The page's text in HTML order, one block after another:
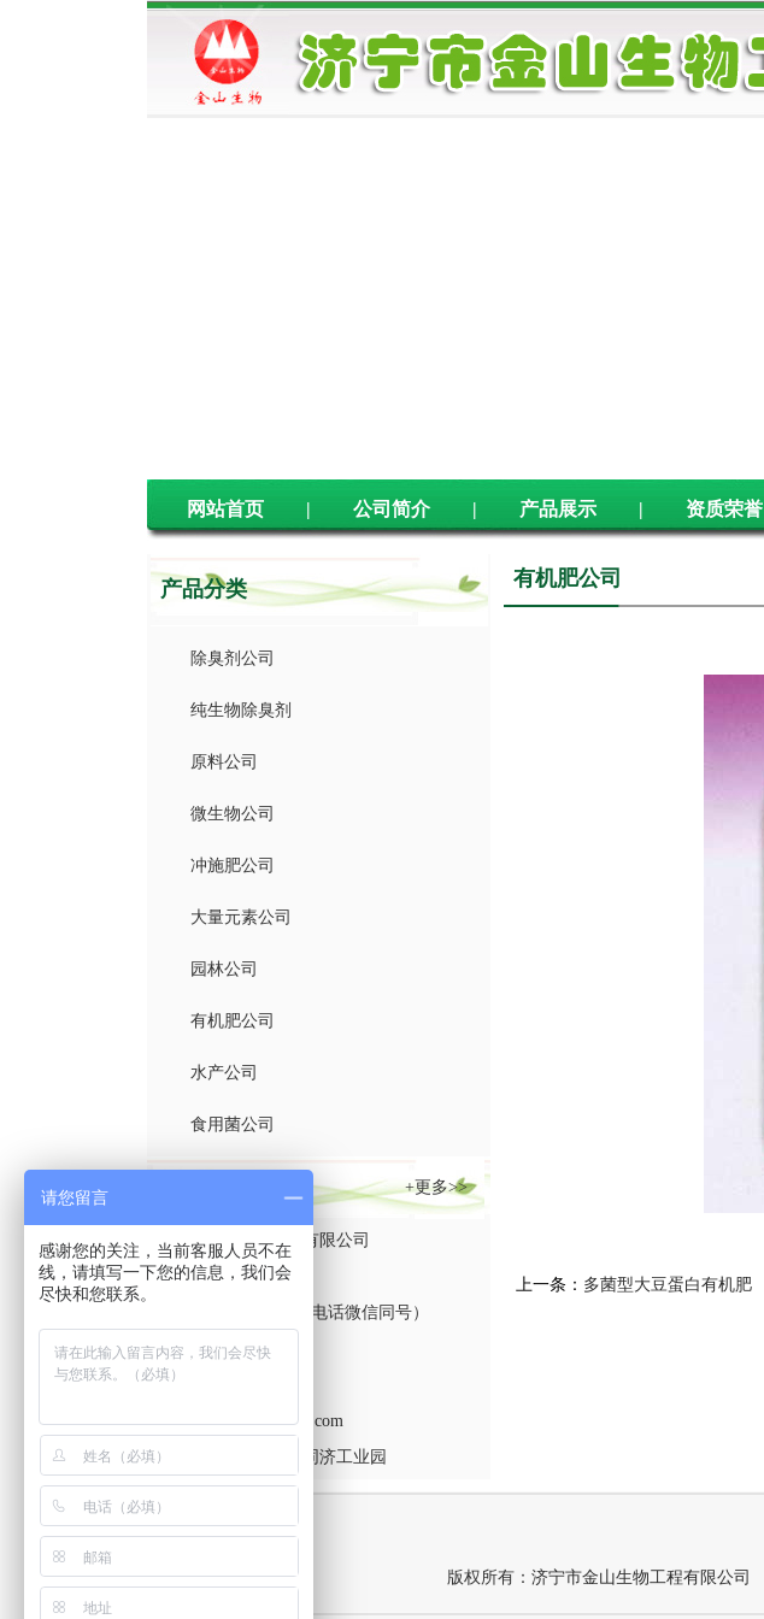
网站首页 | 公司简介 | 产品展示 | 资质荣誉
产品分类
除臭剂公司
纯生物除臭剂
原料公司
微生物公司
冲施肥公司
大量元素公司
园林公司
有机肥公司
水产公司
食用菌公司
+更多>>
济宁市金山生物工程有限公司
联系人：韩经理
手机：13305473797（电话微信同号）
13562715306
Q Q：862049425
邮箱：862049425@qq.com
地址：济宁市高新区同济工业园
有机肥公司
上一条： 多菌型大豆蛋白有机肥
版权所有： 济宁市金山生物工程有限公司
请您留言
感谢您的关注，当前客服人员不在
线，请填写一下您的信息，我们会
尽快和您联系。